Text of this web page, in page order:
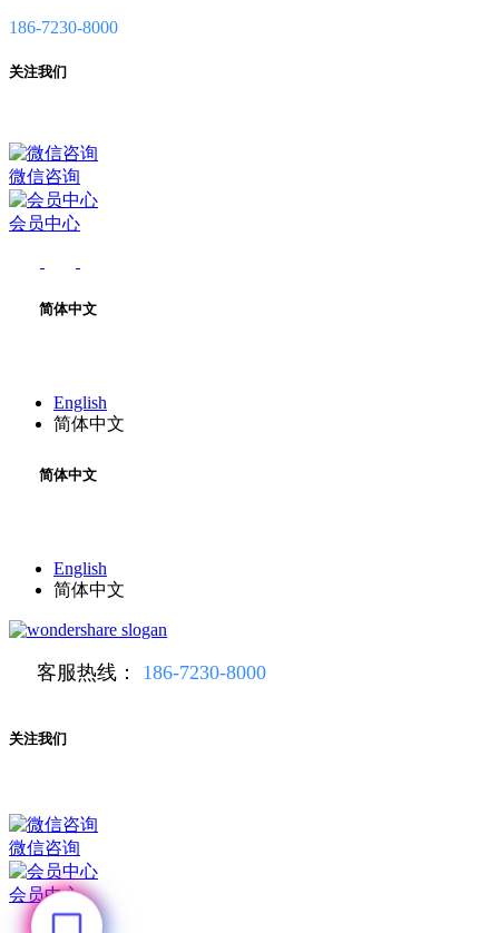
186-7230-8000
关注我们
微信咨询
会员中心
简体中文
English
简体中文
简体中文
English
简体中文
客服热线： 186-7230-8000
关注我们
微信咨询
会员中心